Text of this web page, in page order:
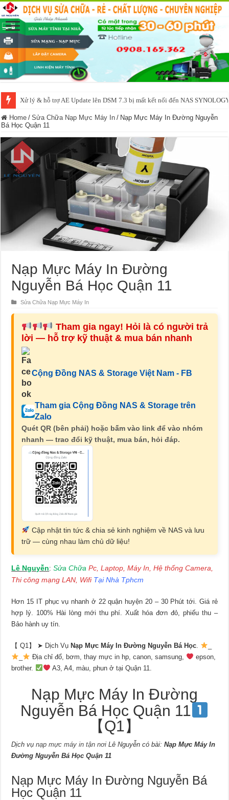
Xử lý & hỗ trợ AE Update lên DSM 7.3 bị mất kết nối đến NAS
NAS IO DATA N3160 2BAY 4BAY – chạy SYNOLOGY, OMV, CASA
Home / Sửa Chữa Nạp Mực Máy In / Nạp Mực Máy In Đường Nguyễn
Bá Học Quận 11
Nạp Mực Máy In Đường
Nguyễn Bá Học Quận 11
Sửa Chữa Nạp Mực Máy In
Tham gia ngay! Hỏi là có người trả
lời — hỗ trợ kỹ thuật & mua bán nhanh
Cộng Đồng NAS & Storage Việt Nam - FB
Tham gia Cộng Đồng NAS & Storage trên
Zalo
Quét QR (bên phải) hoặc bấm vào link để vào nhóm
nhanh — trao đổi kỹ thuật, mua bán, hỏi đáp.
Cập nhật tin tức & chia sẻ kinh nghiệm về NAS và lưu
trữ — cùng nhau làm chủ dữ liệu!
Lê Nguyễn:Sửa Chữa Pc, Laptop, Máy In, Hệ thống Camera,
Thi công mạng LAN, Wifi Tại Nhà Tphcm
Hơn 15 IT phục vụ nhanh ở 22 quận huyện 20 – 30 Phút tới. Giá rẻ
hợp lý. 100% Hài lòng mới thu phí. Xuất hóa đơn đỏ, phiếu thu –
Bảo hành uy tín.
【 Q1】 ➤ Dịch VụNạp Mực Máy In Đường Nguyễn Bá Học
Địa chỉ đổ, bơm, thay mực in hp, canon, samsung,
epson,
brother.
A3, A4, màu, phun ở tại Quận 11.
Nạp Mực Máy In Đường
Nguyễn Bá Học Quận 11
【Q1】
Dịch vụnạp mực máy in tận nơi Lê Nguyễn có bài:Nạp Mực Máy In
Đường Nguyễn Bá Học Quận 11
Nạp Mực Máy In Đường Nguyễn Bá
Học Quận 11